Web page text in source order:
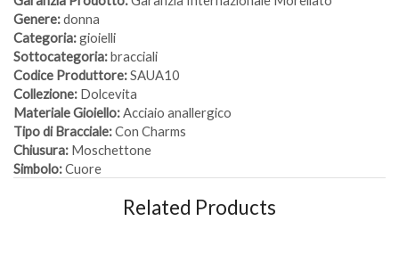
Genere:donna
Categoria:gioielli
Sottocategoria:bracciali
Codice Produttore:SAUA10
Collezione: Dolcevita
Materiale Gioiello:Acciaio anallergico
Tipo di Bracciale:Con Charms
Chiusura: Moschettone
Simbolo:Cuore
Related Products